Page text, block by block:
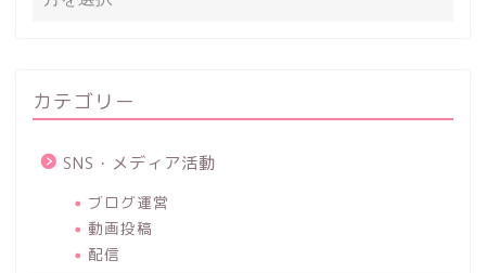
カテゴリー
SNS・メディア活動
ブログ運営
動画投稿
配信